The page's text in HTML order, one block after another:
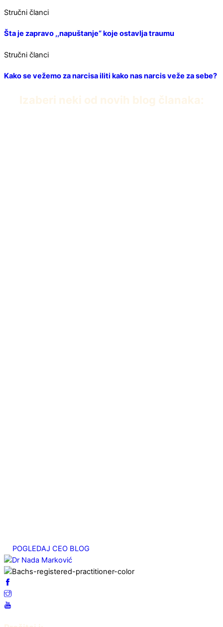
Stručni članci
Šta je zapravo ,,napuštanje“ koje ostavlja traumu
Stručni članci
Kako se vežemo za narcisa iliti kako nas narcis veže za sebe?
Izaberi neki od novih blog članaka:
POGLEDAJ CEO BLOG